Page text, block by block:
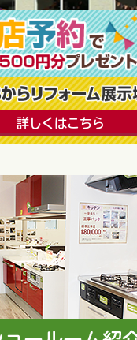
詳しくはこちら